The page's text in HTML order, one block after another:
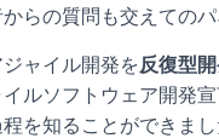
らの質問も交えての
ャイル開発を反復型
ルソフトウェア開発
を知ることができまし